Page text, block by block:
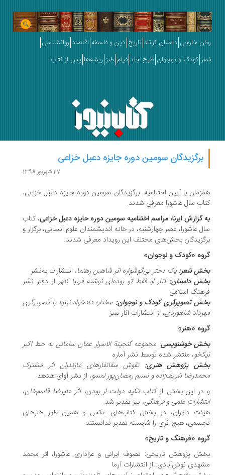
رمان خارجی داستان کوتاه تاریخ دین و فلسفه اقتصاد روانشناسی
شعر کودک و نوجوان طرح جلد فیلم طنز ریشه‌ها پس از کتاب
برگزیدگان سومین دوره جایزه دعبل خزاعی
27 شهریور 1398
همزمان با آیین اختتامیه، برگزیدگان سومین دوره جایزه دعبل خزاعی،
کتاب سال عاشورا معرفی شدند.
به گزارش ایرنا، مراسم اختتامیه سومین دوره حایزه دعبل خزاعی، کتاب
سال عاشورا، عصر چهارشنبه، در خانه اندیشمندان علوم انسانی، برگزار و
برگزیدگان بخش‌های مختلف این رویداد معرفی شدند.
گروه «کودک و نوجوان»
بخش شعر: یک دختر بی‌گوشواره اثر شاهین رهنما، انتشارات به‌نشر
بخش داستان: کنار او فقط تو بوده‌ای نوشته فریبا کلهر از دفتر نشر
فرهنگ اسلامی
بخش تصویرگری کودک و نوجوان: مختار؛ دادخواه نینوا با تصویرگری
مهرداد شاهوردی، از انتشارات آثار سبز
گروه «هنر»
بخش خوشنویسی: مجموعه گنجینة الاسرار عمان سامانی به خط اکبر
نیکخو، منتشر شده توسط نشر آماره
بخش پژوهش هنری: نقوش سقانفارهای مازندران اثر مشترک
محمدرضا شریف‌زاده و نسیم رمضان‌پور لمسو، از نشر آوای هدهد.
و در این بخش ازکتاب تکیه دولت از بودن، اثر علیرضا قاسم‌خان،
انتشارات علمی و فرهنگی، نیز تقدیر شد.
هیئت داوران، در بخش کتاب‌های عکس و همین طور هنرهای
تجسمی، هیچ اثری را شایسته تقدیر ندانستند.
گروه «فرهنگ و تاریخ»
بخش پژوهش تاریخی: تصوف ایرانی و عزاداری عاشورا، اثر محمد
مشهدی نوش‌آبادی، از انتشارات آرما